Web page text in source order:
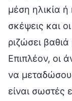
μέση ηλικία
σκέψεις και
ριζώσει
Επιπλέον, οι
να
είναι σωστές